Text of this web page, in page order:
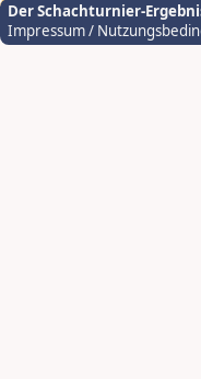
Der Schachturnier-
Impressum /